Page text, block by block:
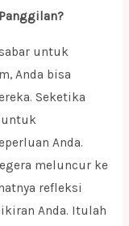
untuk
Anda bisa
Seketika
untuk
Anda.
meluncur ke
refleksi
Anda. Itulah